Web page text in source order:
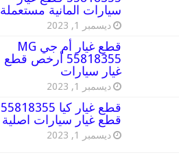
سيارات المانية مستعملة
ديسمبر 1, 2023
قطع غيار أم جي MG
55818355 أرخص قطع
غيار سيارات
ديسمبر 1, 2023
قطع غيار كيا 55818355
قطع غيار سيارات اصلية
ديسمبر 1, 2023